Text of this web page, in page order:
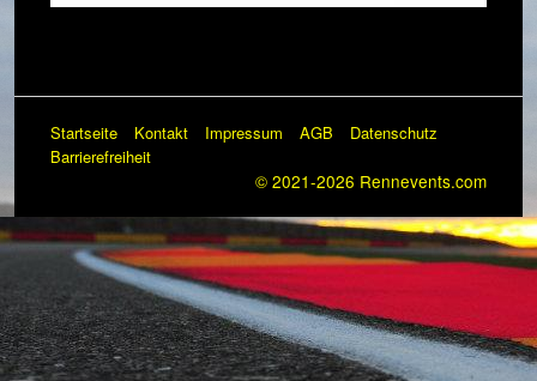
Startseite Kontakt Impressum AGB
Datenschutz
Barrierefreiheit
© 2021-2026 Rennevents.com